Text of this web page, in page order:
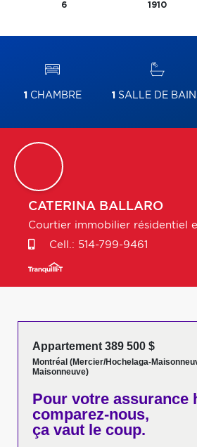
6
1910
1 CHAMBRE 1 SALLE DE
CATERINA BALLARO
Courtier immobilier résidentiel
Cell.: 514-799-9461
Appartement 389 500 $
Montréal (Mercier/Hochelaga-
Maisonneuve)
Pour votre assurance
comparez-nous,
ça vaut le coup.